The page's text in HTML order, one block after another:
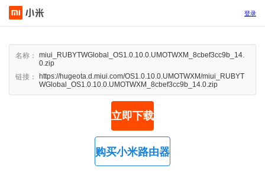
登录
名称：
miui_RUBYTWGlobal_OS1.0.10.0.UMOTWXM_8cbef3cc9b_14.
0.zip
链接：
https://hugeota.d.miui.com/OS1.0.10.0.UMOTWXM/miui_RUBYT
WGlobal_OS1.0.10.0.UMOTWXM_8cbef3cc9b_14.0.zip
立即下载
购买小米路由器